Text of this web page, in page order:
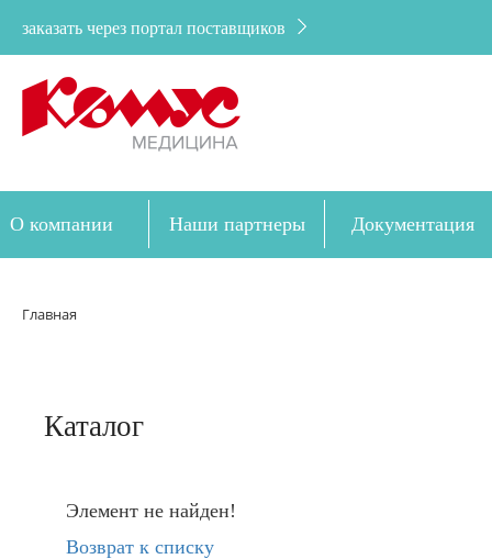
заказать через портал поставщиков
О компании Наши партнеры Документация
Главная
Каталог
Элемент не найден!
Возврат к списку